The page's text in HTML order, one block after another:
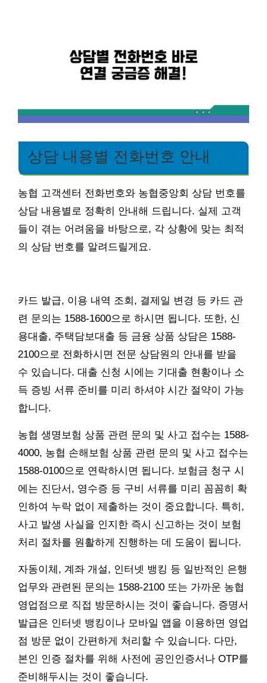
상담 내용별 전화번호 안내
농협 고객센터 전화번호와 농협중앙회 상담 번호를
상담 내용별로 정확히 안내해 드립니다. 실제 고객
들이 겪는 어려움을 바탕으로, 각 상황에 맞는 최적
의 상담 번호를 알려드릴게요.
카드 발급, 이용 내역 조회, 결제일 변경 등 카드 관
련 문의는 1588-1600으로 하시면 됩니다. 또한, 신
용대출, 주택담보대출 등 금융 상품 상담은 1588-
2100으로 전화하시면 전문 상담원의 안내를 받을
수 있습니다. 대출 신청 시에는 기대출 현황이나 소
득 증빙 서류 준비를 미리 하셔야 시간 절약이 가능
합니다.
농협 생명보험 상품 관련 문의 및 사고 접수는 1588-
4000, 농협 손해보험 상품 관련 문의 및 사고 접수는
1588-0100으로 연락하시면 됩니다. 보험금 청구 시
에는 진단서, 영수증 등 구비 서류를 미리 꼼꼼히 확
인하여 누락 없이 제출하는 것이 중요합니다. 특히,
사고 발생 사실을 인지한 즉시 신고하는 것이 보험
처리 절차를 원활하게 진행하는 데 도움이 됩니다.
자동이체, 계좌 개설, 인터넷 뱅킹 등 일반적인 은행
업무와 관련된 문의는 1588-2100 또는 가까운 농협
영업점으로 직접 방문하시는 것이 좋습니다. 증명서
발급은 인터넷 뱅킹이나 모바일 앱을 이용하면 영업
점 방문 없이 간편하게 처리할 수 있습니다. 다만,
본인 인증 절차를 위해 사전에 공인인증서나 OTP를
준비해두시는 것이 좋습니다.